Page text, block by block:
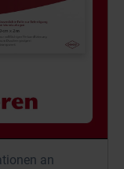
an